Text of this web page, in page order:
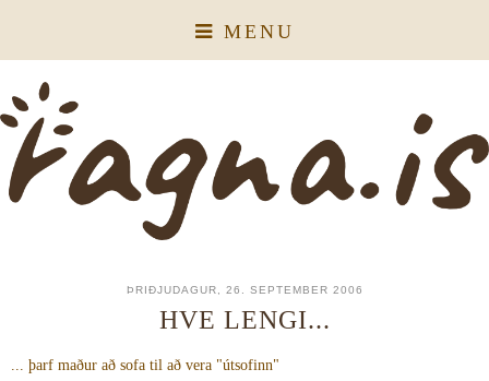
MENU
ÞRIÐJUDAGUR, 26. SEPTEMBER 2006
HVE LENGI...
... þarf maður að sofa til að vera "útsofinn"